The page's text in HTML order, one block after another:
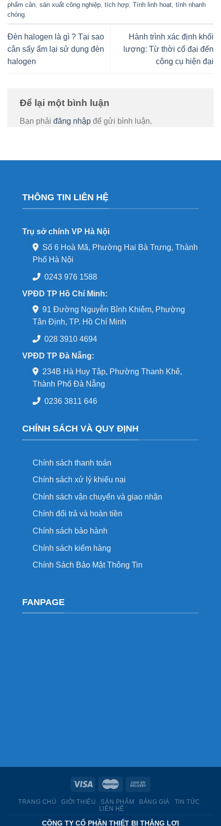
phẩm cân sản xuất công nghiệp tích hợp Tính linh hoạt tính nhanh
chóng
Đèn halogen là gì ? Tại sao
cân sấy ẩm lại sử dụng đèn
halogen
Hành trình xác định khối
lượng: Từ thời cổ đại đến
công cụ hiện đại
Để lại một bình luận
Bạn phải đăng nhập để gửi bình luận.
THÔNG TIN LIÊN HỆ
Trụ sở chính VP Hà Nội
Số 6 Hoà Mã, Phường Hai Bà Trưng, Thành
Phố Hà Nội
0243 976 1588
VPĐD TP Hồ Chí Minh:
91 Đường Nguyễn Bỉnh Khiêm, Phường
Tân Định, TP. Hồ Chí Minh
028 3910 4694
VPĐD TP Đà Nẵng:
234B Hà Huy Tập, Phường Thanh Khê,
Thành Phố Đà Nẵng
0236 3811 646
CHÍNH SÁCH VÀ QUY ĐỊNH
Chính sách thanh toán
Chính sách xử lý khiếu nại
Chính sách vận chuyển và giao nhận
Chính đổi trả và hoàn tiền
Chính sách bảo hành
Chính sách kiểm hàng
Chính Sách Bảo Mật Thông Tin
FANPAGE
TRANG CHỦ GIỚI THIỆU SẢN PHẨM BẢNG GIÁ
TIN TỨC
LIÊN HỆ
CÔNG TY CỔ PHẦN THIẾT BỊ THẮNG LỢI